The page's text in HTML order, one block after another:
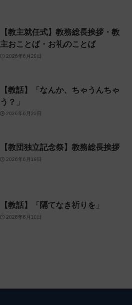
【教主就任式】教務総長挨拶・教
主おことば・お礼のことば
2026年6月28日
【教話】「なんか、ちゃうんちゃ
う？」
2026年6月22日
【教団独立記念祭】教務総長挨拶
2026年6月19日
【教話】「隔てなき祈りを」
2026年6月10日